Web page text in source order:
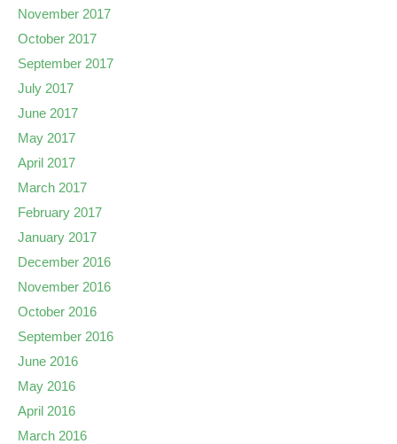
November 2017
October 2017
September 2017
July 2017
June 2017
May 2017
April 2017
March 2017
February 2017
January 2017
December 2016
November 2016
October 2016
September 2016
June 2016
May 2016
April 2016
March 2016